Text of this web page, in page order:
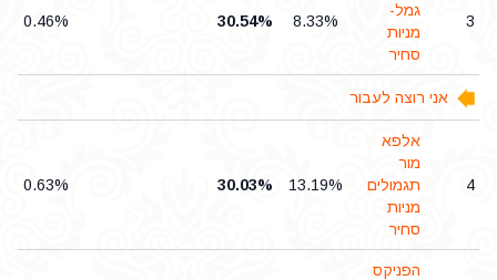
3
גמל-
מניות
סחיר
8.33%
30.54%
0.46%
אני רוצה לעבור
4
אלפא
מור
תגמולים
מניות
סחיר
13.19%
30.03%
0.63%
הפניקס